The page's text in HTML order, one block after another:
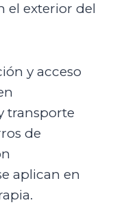
el exterior del
y acceso
transporte
de
aplican en